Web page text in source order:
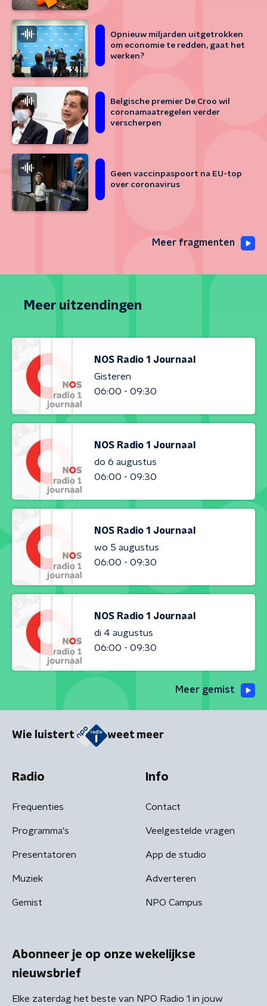
Opnieuw miljarden uitgetrokken
om economie te redden, gaat het
werken?
Belgische premier De Croo wil
coronamaatregelen verder
verscherpen
Geen vaccinpaspoort na EU-top
over coronavirus
Meer fragmenten
Meer uitzendingen
NOS Radio 1 Journaal
Gisteren
06:00 - 09:30
NOS Radio 1 Journaal
do 6 augustus
06:00 - 09:30
NOS Radio 1 Journaal
wo 5 augustus
06:00 - 09:30
NOS Radio 1 Journaal
di 4 augustus
06:00 - 09:30
Meer gemist
Wie luistert weet meer
Radio
Frequenties
Programma's
Presentatoren
Muziek
Gemist
Info
Contact
Veelgestelde vragen
App de studio
Adverteren
NPO Campus
Abonneer je op onze wekelijkse
nieuwsbrief
Elke zaterdag het beste van NPO Radio 1 in jouw